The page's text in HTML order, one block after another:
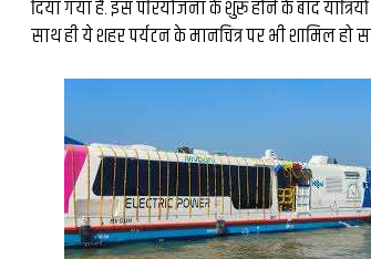
दिया गया है. इस परियोजना के शुरू होने के बाद
साथ ही ये शहर पर्यटन के मानचित्र पर भी शामिल हो
मिस्टर बीस्ट से दो घंटे
बातचीत, फिर छोड़ी ₹26
नौकरी: कैसे हैरी उप्पल बने
के बड़े फूड व्लॉगर...